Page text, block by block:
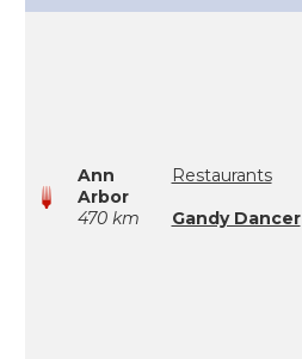
Ann
Arbor
470 km
Restaurants
Gandy Dancer